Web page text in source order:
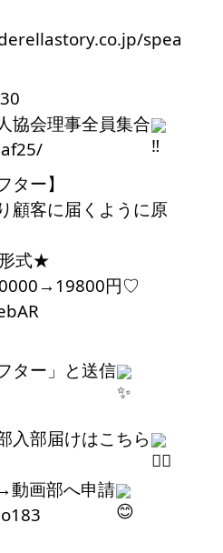
spea
協会理事全員集合
ター】
顧客に届くように原
式★
円♡
ター」と送信
入部届けはこちら
動画部へ申請